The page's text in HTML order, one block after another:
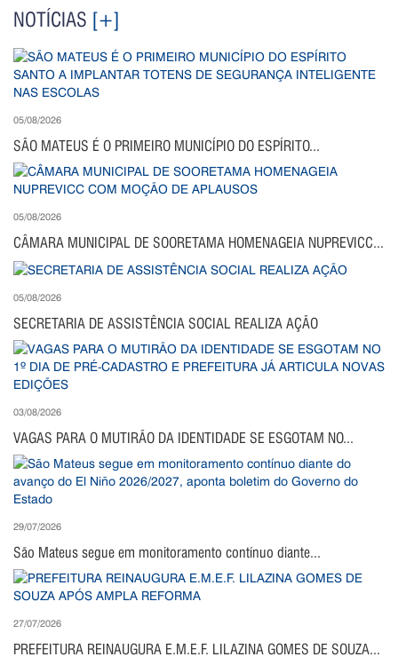
NOTÍCIAS [+]
05/08/2026
SÃO MATEUS É O PRIMEIRO MUNICÍPIO DO ESPÍRITO...
05/08/2026
CÂMARA MUNICIPAL DE SOORETAMA HOMENAGEIA NUPREVICC...
05/08/2026
SECRETARIA DE ASSISTÊNCIA SOCIAL REALIZA AÇÃO
03/08/2026
VAGAS PARA O MUTIRÃO DA IDENTIDADE SE ESGOTAM NO...
29/07/2026
São Mateus segue em monitoramento contínuo diante...
27/07/2026
PREFEITURA REINAUGURA E.M.E.F. LILAZINA GOMES DE SOUZA...